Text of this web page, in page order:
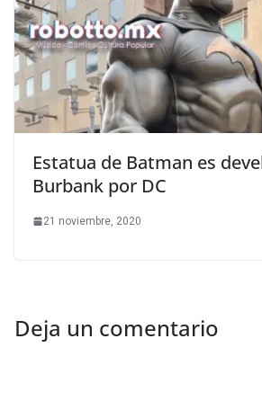
Estatua de Batman es
Burbank por DC
21 noviembre, 2020
Deja un comentario